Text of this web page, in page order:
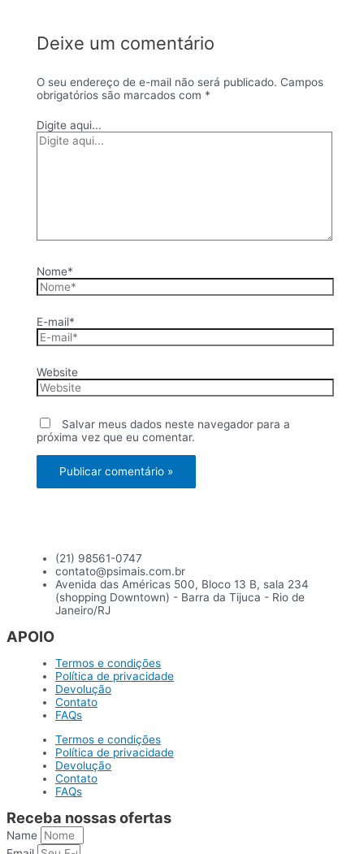
Deixe um comentário
O seu endereço de e-mail não será publicado. Campos
obrigatórios são marcados com *
Digite aqui...
Nome*
E-mail*
Website
Salvar meus dados neste navegador para a
próxima vez que eu comentar.
(21) 98561-0747
contato@psimais.com.br
Avenida das Américas 500, Bloco 13 B, sala 234
(shopping Downtown) - Barra da Tijuca - Rio de
Janeiro/RJ
APOIO
Termos e condições
Política de privacidade
Devolução
Contato
FAQs
Termos e condições
Política de privacidade
Devolução
Contato
FAQs
Receba nossas ofertas
Name